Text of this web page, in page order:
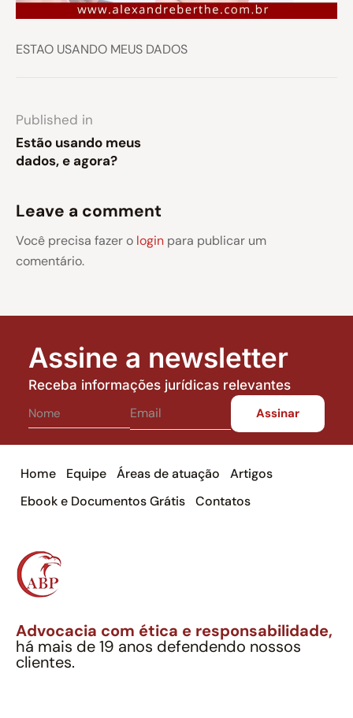
ESTAO USANDO MEUS DADOS
Published in
Estão usando meus
dados, e agora?
Leave a comment
Você precisa fazer o login para publicar um
comentário.
Assine a newsletter
Receba informações jurídicas relevantes
Home Equipe Áreas de atuação
Artigos
Ebook e Documentos Grátis
Contatos
Advocacia com ética e responsabilidade,
há mais de 19 anos defendendo nossos
clientes.